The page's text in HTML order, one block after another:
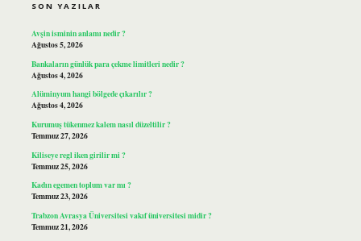
SON YAZILAR
Avşin isminin anlamı nedir ?
Ağustos 5, 2026
Bankaların günlük para çekme limitleri nedir ?
Ağustos 4, 2026
Alüminyum hangi bölgede çıkarılır ?
Ağustos 4, 2026
Kurumuş tükenmez kalem nasıl düzeltilir ?
Temmuz 27, 2026
Kiliseye regl iken girilir mi ?
Temmuz 25, 2026
Kadın egemen toplum var mı ?
Temmuz 23, 2026
Trabzon Avrasya Üniversitesi vakıf üniversitesi midir ?
Temmuz 21, 2026